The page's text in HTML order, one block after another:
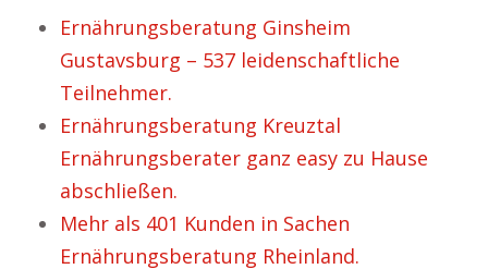
Ernährungsberatung Ginsheim
Gustavsburg – 537 leidenschaftliche
Teilnehmer.
Ernährungsberatung Kreuztal
Ernährungsberater ganz easy zu Hause
abschließen.
Mehr als 401 Kunden in Sachen
Ernährungsberatung Rheinland.